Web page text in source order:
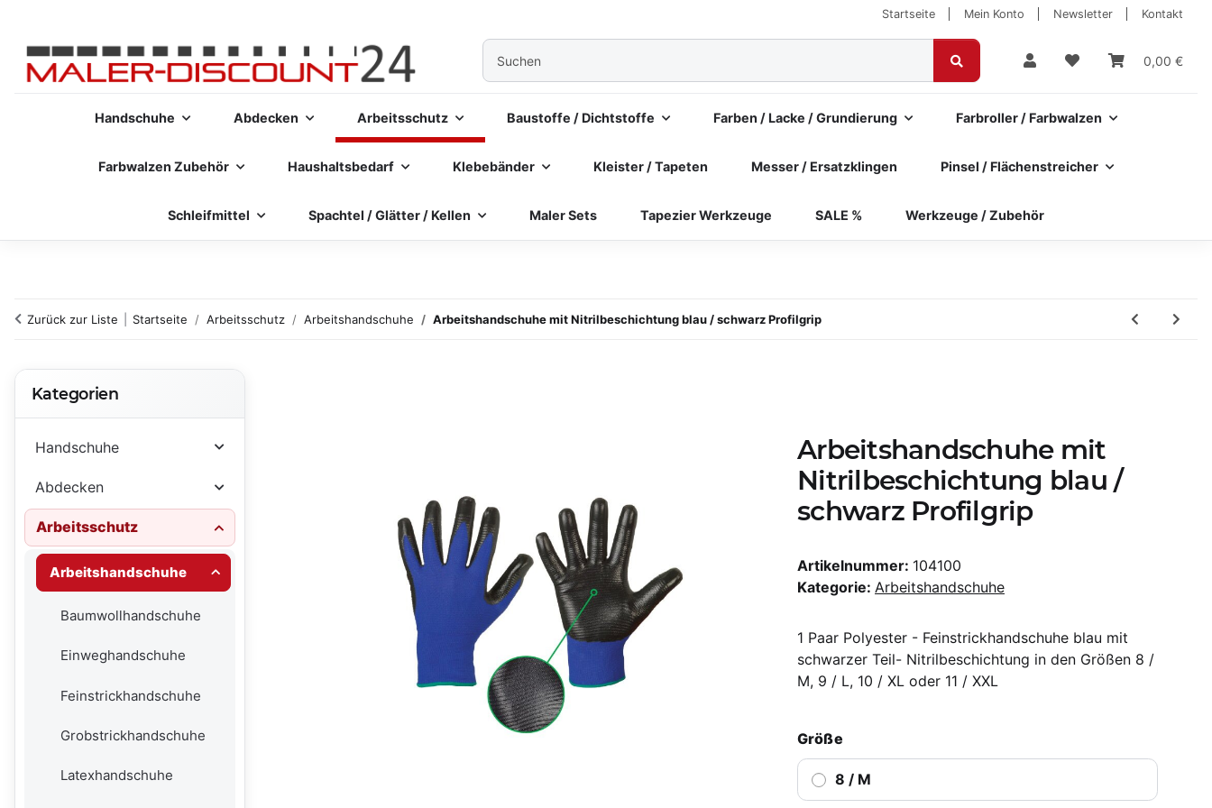
Startseite Mein Konto Newsletter Kontakt
0,00 €
Handschuhe Abdecken Arbeitsschutz Baustoffe / Dichtstoffe Farben / Lacke / Grundierung Farbroller / Farbwalzen
Farbwalzen Zubehör Haushaltsbedarf Klebebänder Kleister / Tapeten Messer / Ersatzklingen Pinsel / Flächenstreicher
Schleifmittel Spachtel / Glätter / Kellen Maler Sets Tapezier Werkzeuge SALE % Werkzeuge / Zubehör
Zurück zur Liste Startseite Arbeitsschutz Arbeitshandschuhe Arbeitshandschuhe mit Nitrilbeschichtung blau / schwarz Profilgrip
Arbeitshandschuhe mit
Nitrilbeschichtung blau /
schwarz Profilgrip
Artikelnummer: 104100
Kategorie: Arbeitshandschuhe
1 Paar Polyester - Feinstrickhandschuhe blau mit
schwarzer Teil- Nitrilbeschichtung in den Größen 8 /
M, 9 / L, 10 / XL oder 11 / XXL
Größe
8 / M
Kategorien
Handschuhe
Abdecken
Arbeitsschutz
Arbeitshandschuhe
Baumwollhandschuhe
Einweghandschuhe
Feinstrickhandschuhe
Grobstrickhandschuhe
Latexhandschuhe